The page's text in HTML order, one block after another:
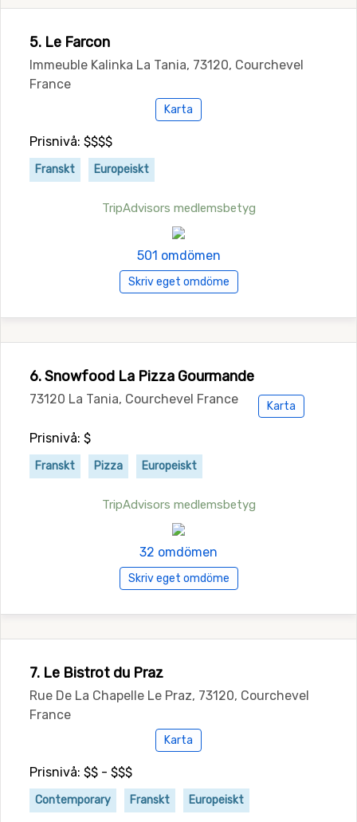
5. Le Farcon
Immeuble Kalinka La Tania, 73120, Courchevel
France
Karta
Prisnivå: $$$$
Franskt Europeiskt
TripAdvisors medlemsbetyg
501 omdömen
Skriv eget omdöme
6. Snowfood La Pizza Gourmande
73120 La Tania, Courchevel France Karta
Prisnivå: $
Franskt Pizza Europeiskt
TripAdvisors medlemsbetyg
32 omdömen
Skriv eget omdöme
7. Le Bistrot du Praz
Rue De La Chapelle Le Praz, 73120, Courchevel
France
Karta
Prisnivå: $$ - $$$
Contemporary Franskt Europeiskt